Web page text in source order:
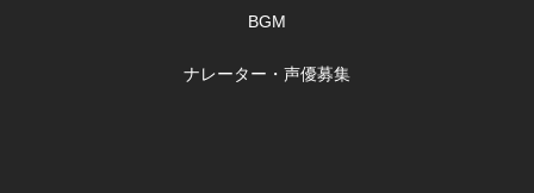
BGM
ナレーター・声優募集